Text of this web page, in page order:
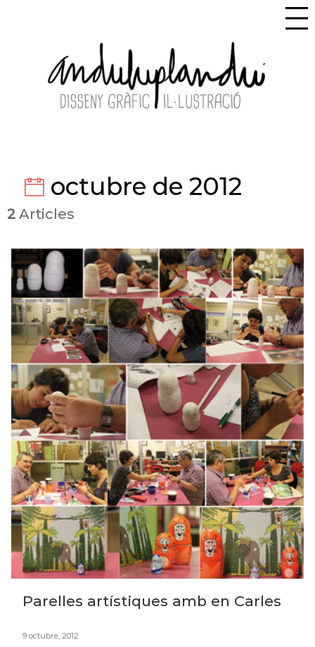
octubre de 2012
2 Articles
Parelles artístiques amb en Carles
9 octubre, 2012